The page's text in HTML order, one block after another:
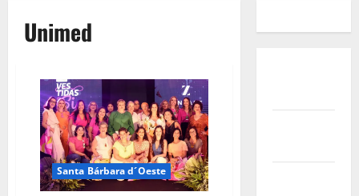
Unimed
Santa Bárbara d´Oeste